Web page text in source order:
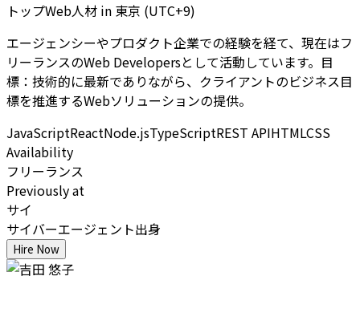
トップWeb人材 in 東京 (UTC+9)
エージェンシーやプロダクト企業での経験を経て、現在はフ
リーランスのWeb Developersとして活動しています。目
標：技術的に最新でありながら、クライアントのビジネス目
標を推進するWebソリューションの提供。
JavaScriptReactNode.jsTypeScriptREST APIHTMLCSS
Availability
フリーランス
Previously at
サイ
サイバーエージェント出身
Hire Now